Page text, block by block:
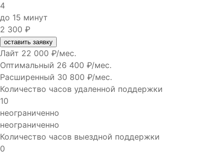
4
до 15 минут
2 300 ₽
оставить заявку
Лайт 22 000 ₽/мес.
Оптимальный 26 400 ₽/мес.
Расширенный 30 800 ₽/мес.
Количество часов удаленной поддержки
10
неограниченно
неограниченно
Количество часов выездной поддержки
0